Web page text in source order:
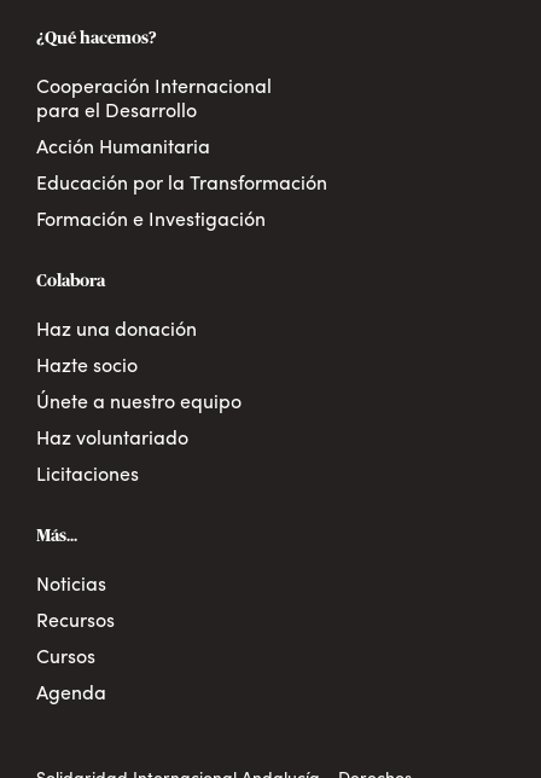
¿Qué hacemos?
Cooperación Internacional
para el Desarrollo
Acción Humanitaria
Educación por la Transformación
Formación e Investigación
Colabora
Haz una donación
Hazte socio
Únete a nuestro equipo
Haz voluntariado
Licitaciones
Más...
Noticias
Recursos
Cursos
Agenda